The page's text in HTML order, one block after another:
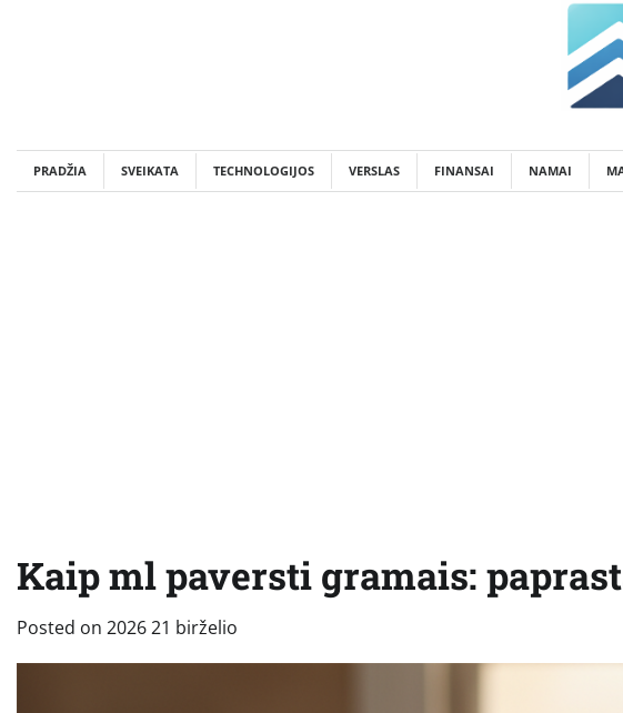
PRADŽIA SVEIKATA TECHNOLOGIJOS VERSLAS FINANSAI NAMAI
Kaip ml paversti gramais:
Posted on 2026 21 birželio